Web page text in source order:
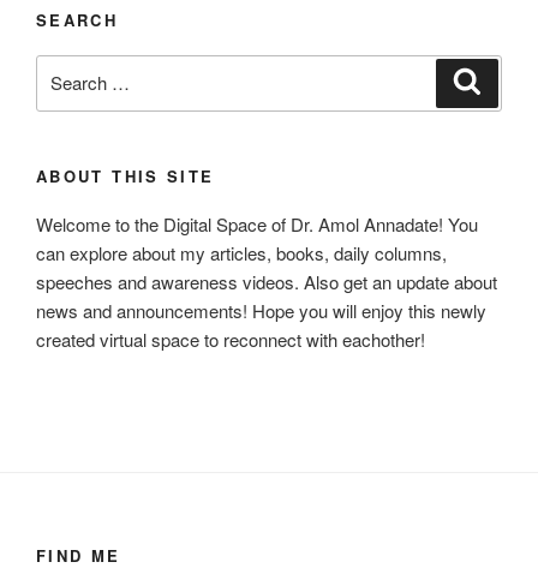
SEARCH
for:
ABOUT THIS SITE
Welcome to the Digital Space of Dr. Amol Annadate! You
can explore about my articles, books, daily columns,
speeches and awareness videos. Also get an update about
news and announcements! Hope you will enjoy this newly
created virtual space to reconnect with eachother!
FIND ME